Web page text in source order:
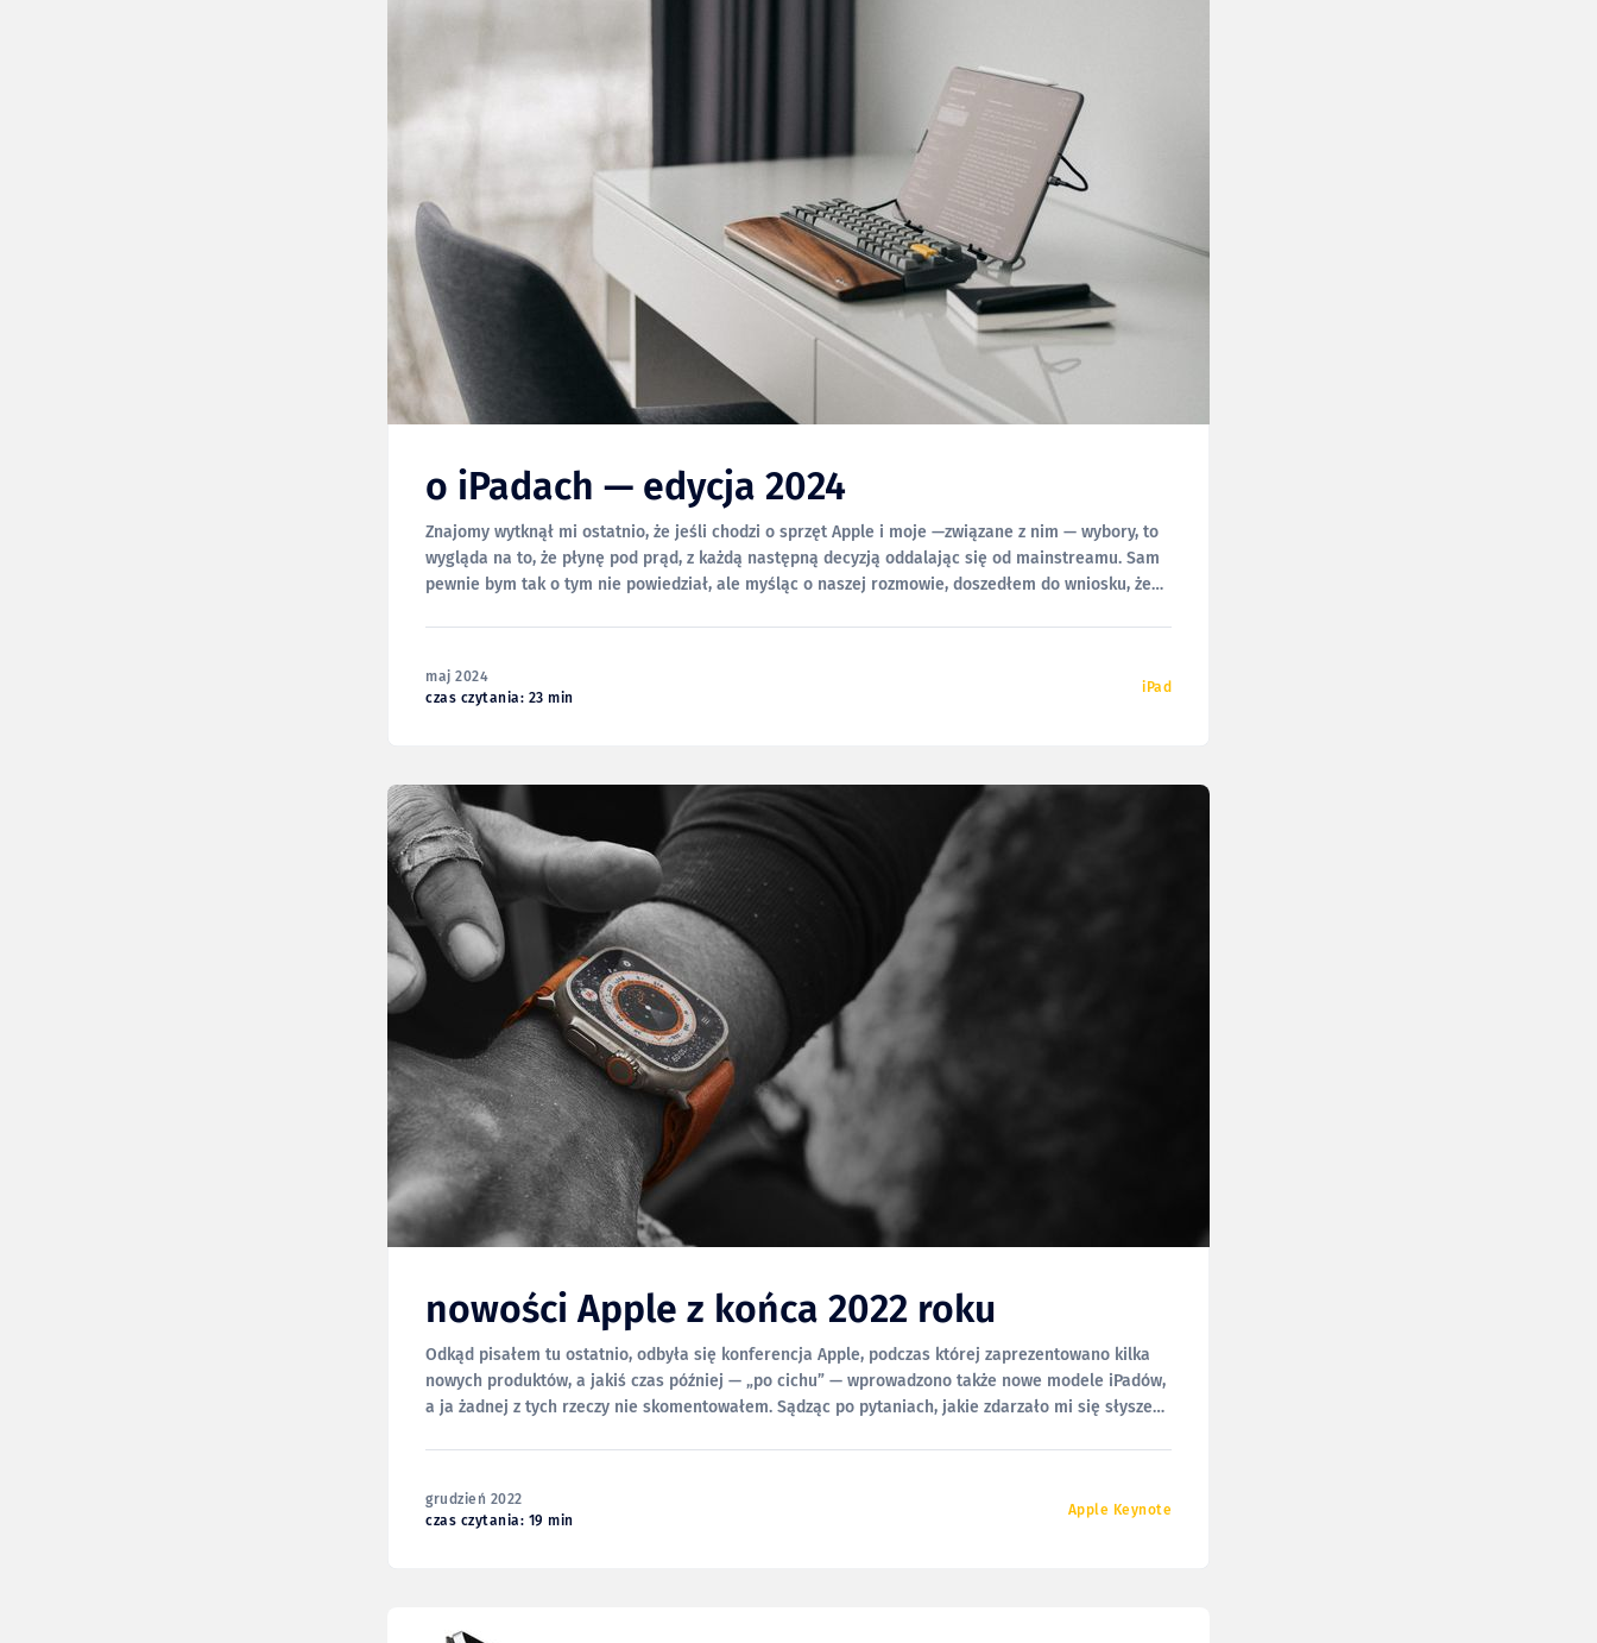
o iPadach — edycja 2024
Znajomy wytknął mi ostatnio, że jeśli chodzi o sprzęt Apple i moje —związane z nim — wybory, to
wygląda na to, że płynę pod prąd, z każdą następną decyzją oddalając się od mainstreamu. Sam
pewnie bym tak o tym nie powiedział, ale myśląc o naszej rozmowie, doszedłem do wniosku, że
maj 2024
czas czytania: 23 min
iPad
nowości Apple z końca 2022 roku
Odkąd pisałem tu ostatnio, odbyła się konferencja Apple, podczas której zaprezentowano kilka
nowych produktów, a jakiś czas później — „po cichu” — wprowadzono także nowe modele iPadów,
a ja żadnej z tych rzeczy nie skomentowałem. Sądząc po pytaniach, jakie zdarzało mi się słyszeć
grudzień 2022
czas czytania: 19 min
Apple Keynote